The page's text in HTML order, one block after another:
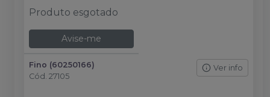
Produto esgotado
Avise-me
Fino (60250166)
Cód. 27105
Ver info